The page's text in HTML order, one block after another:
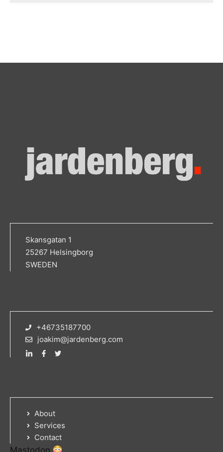
Skansgatan 1
25267 Helsingborg
SWEDEN
+46735187700
joakim@jardenberg.com
About
Services
Contact